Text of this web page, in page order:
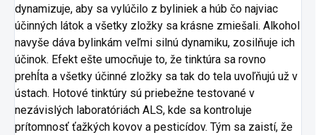
dynamizuje, aby sa vylúčilo z byliniek a húb čo najviac
účinných látok a všetky zložky sa krásne zmiešali. Alkohol
navyše dáva bylinkám veľmi silnú dynamiku, zosilňuje ich
účinok. Efekt ešte umocňuje to, že tinktúra sa rovno
prehĺta a všetky účinné zložky sa tak do tela uvoľňujú už v
ústach. Hotové tinktúry sú priebežne testované v
nezávislých laboratóriách ALS, kde sa kontroluje
prítomnosť ťažkých kovov a pesticídov. Tým sa zaistí, že